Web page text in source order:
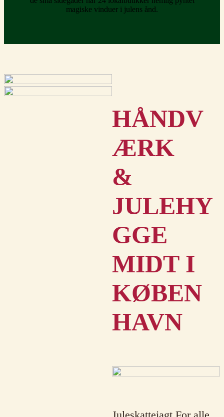
magiske vinduer i julens ånd.
HÅNDV
ÆRK
&
JULEHY
GGE
MIDT I
KØBEN
HAVN